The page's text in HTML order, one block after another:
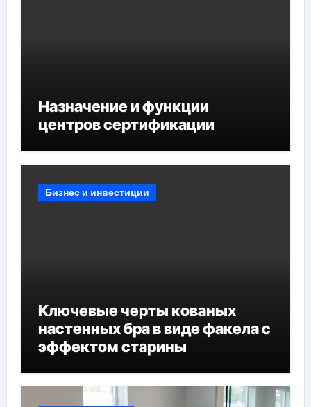
Назначение и функции
центров сертификации
Бизнес и инвестиции
Ключевые черты кованых
настенных бра в виде факела с
эффектом старины